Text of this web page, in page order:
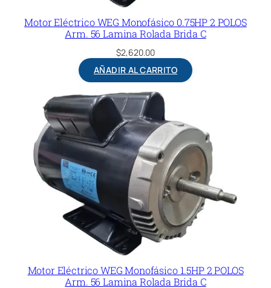
Motor Eléctrico WEG Monofásico 0.75HP 2 POLOS
Arm. 56 Lamina Rolada Brida C
$2,620.00
AÑADIR AL CARRITO
Motor Eléctrico WEG Monofásico 1.5HP 2 POLOS
Arm. 56 Lamina Rolada Brida C